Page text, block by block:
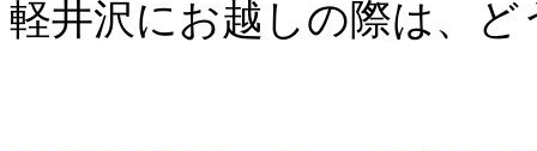
軽井沢にお越しの際は、